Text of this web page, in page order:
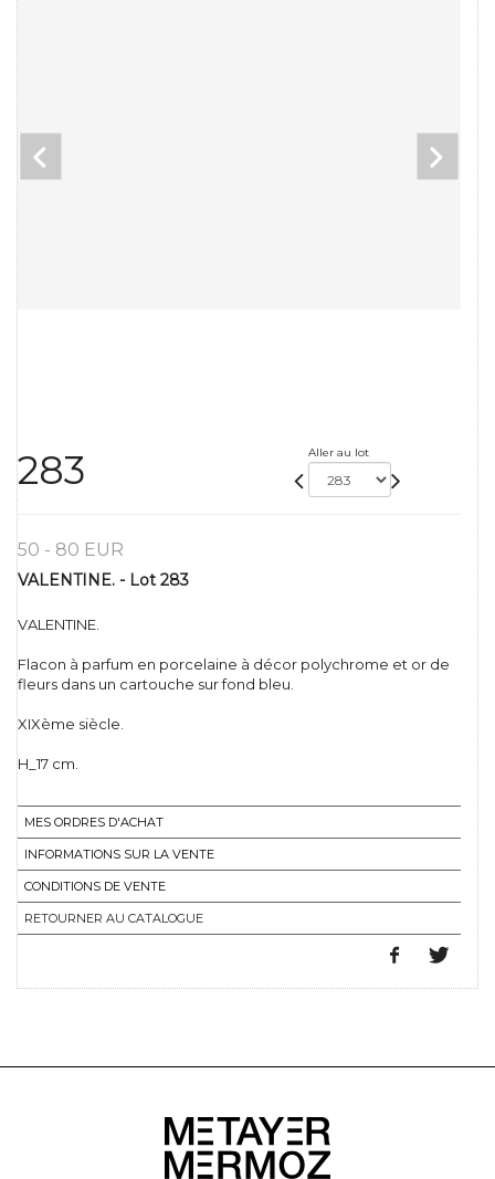
283 Aller au lot
50 - 80 EUR
VALENTINE. - Lot 283
VALENTINE.
Flacon à parfum en porcelaine à décor polychrome et or de
fleurs dans un cartouche sur fond bleu.
XIXème siècle.
H_17 cm.
MES ORDRES D'ACHAT
INFORMATIONS SUR LA VENTE
CONDITIONS DE VENTE
RETOURNER AU CATALOGUE